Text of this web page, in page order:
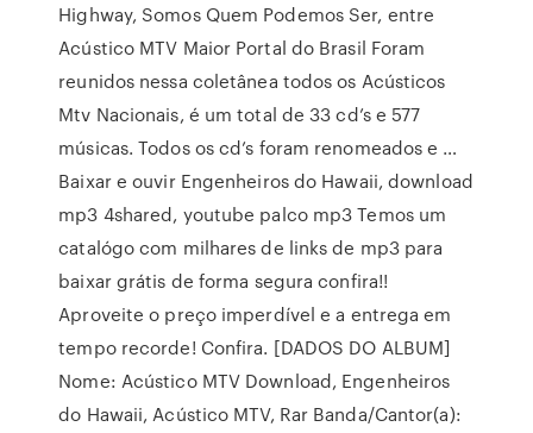
Highway, Somos Quem Podemos Ser, entre
Acústico MTV Maior Portal do Brasil Foram
reunidos nessa coletânea todos os Acústicos
Mtv Nacionais, é um total de 33 cd’s e 577
músicas. Todos os cd’s foram renomeados e …
Baixar e ouvir Engenheiros do Hawaii, download
mp3 4shared, youtube palco mp3 Temos um
catalógo com milhares de links de mp3 para
baixar grátis de forma segura confira!!
Aproveite o preço imperdível e a entrega em
tempo recorde! Confira. [DADOS DO ALBUM]
Nome: Acústico MTV Download, Engenheiros
do Hawaii, Acústico MTV, Rar Banda/Cantor(a):